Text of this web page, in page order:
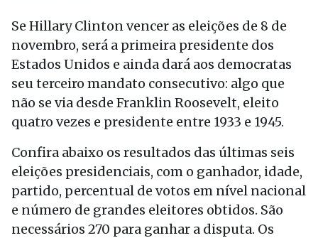
Se Hillary Clinton vencer as eleições de 8 de
novembro, será a primeira presidente dos
Estados Unidos e ainda dará aos democratas
seu terceiro mandato consecutivo: algo que
não se via desde Franklin Roosevelt, eleito
quatro vezes e presidente entre 1933 e 1945.
Confira abaixo os resultados das últimas seis
eleições presidenciais, com o ganhador, idade,
partido, percentual de votos em nível nacional
e número de grandes eleitores obtidos. São
necessários 270 para ganhar a disputa. Os